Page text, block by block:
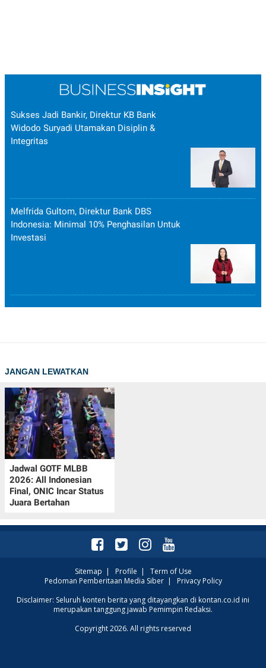
Sukses Jadi Bankir, Direktur KB Bank
Widodo Suryadi Utamakan Disiplin &
Integritas
Melfrida Gultom, Direktur Bank DBS
Indonesia: Minimal 10% Penghasilan Untuk
Investasi
JANGAN LEWATKAN
Jadwal GOTF MLBB
2026: All Indonesian
Final, ONIC Incar Status
Juara Bertahan
Sitemap Profile
Term of Use
Pedoman Pemberitaan Media Siber| Privacy Policy
Disclaimer: Seluruh konten berita yang ditayangkan di kontan.co.id ini
merupakan tanggung jawab Pemimpin Redaksi.
Copyright 2026. All rights reserved